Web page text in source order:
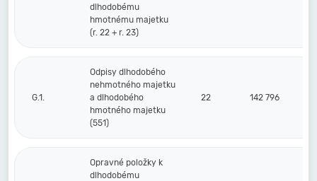
dlhodobému
hmotnému majetku
(r. 22 + r. 23)
G.1.
Odpisy dlhodobého
nehmotného majetku
a dlhodobého
hmotného majetku
(551)
22 142 796
Opravné položky k
dlhodobému